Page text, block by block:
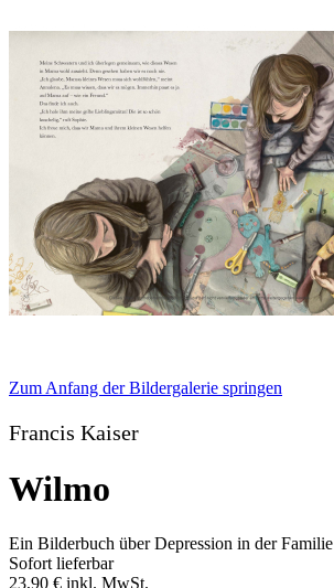
Zum Anfang der Bildergalerie springen
Francis Kaiser
Wilmo
Ein Bilderbuch über Depression in der Familie
Sofort lieferbar
23,90 € inkl. MwSt.